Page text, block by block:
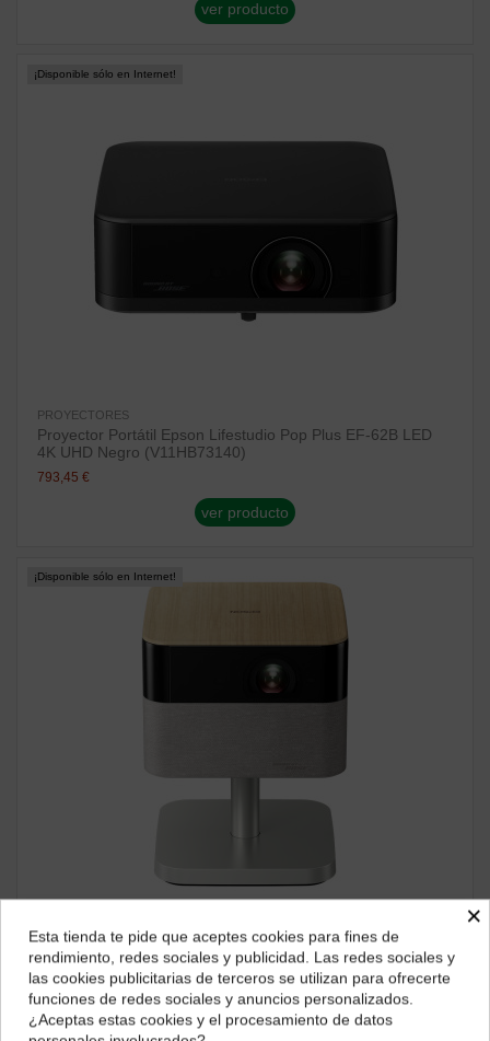
ver producto
¡Disponible sólo en Internet!
PROYECTORES
Proyector Portátil Epson Lifestudio Pop Plus EF-62B LED
4K UHD Negro (V11HB73140)
793,45 €
ver producto
¡Disponible sólo en Internet!
Proyector Portátil Epson Smart Lifestudio Flex EF-72 Roble
(V11HB76640)
1.145,56 €
ver producto
¿Dónde deseas recibir tu pedido?
Selecciona tu ubicación para mostrarte los precios e
impuestos correctos para tu región.
×
Esta tienda te pide que aceptes cookies para fines de
rendimiento, redes sociales y publicidad. Las redes sociales y
las cookies publicitarias de terceros se utilizan para ofrecerte
funciones de redes sociales y anuncios personalizados.
¿Aceptas estas cookies y el procesamiento de datos